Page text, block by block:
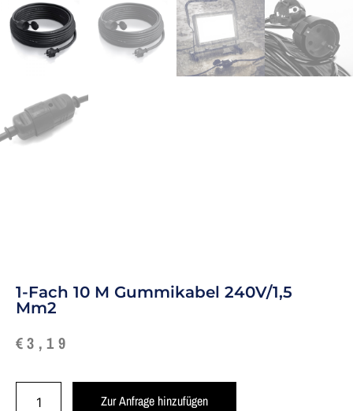
1-Fach 10 M Gummikabel 240V/1,5
Mm2
€3,19
Zur Anfrage hinzufügen